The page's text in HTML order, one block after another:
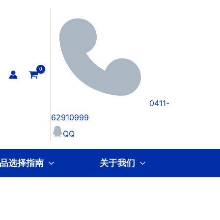
0411-
62910999
QQ
选择指南 关于我们